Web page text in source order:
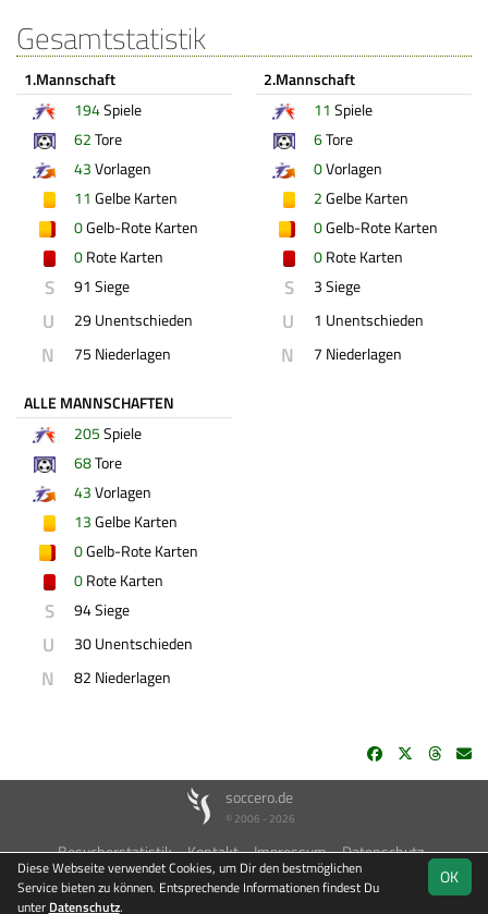
Gesamtstatistik
1.Mannschaft
194Spiele
62Tore
43Vorlagen
11 Gelbe Karten
0Gelb-Rote Karten
0Rote Karten
S 91 Siege
U 29 Unentschieden
N 75 Niederlagen
2.Mannschaft
11 Spiele
6Tore
0Vorlagen
2Gelbe Karten
0Gelb-Rote Karten
0Rote Karten
S 3 Siege
U 1 Unentschieden
N 7 Niederlagen
ALLE MANNSCHAFTEN
205Spiele
68Tore
43Vorlagen
13Gelbe Karten
0Gelb-Rote Karten
0Rote Karten
S 94 Siege
U 30 Unentschieden
N 82 Niederlagen
soccero.de
© 2006 - 2026
Besucherstatistik Kontakt Impressum
Datenschutz
OK
Diese Webseite verwendet Cookies, um Dir den bestmöglichen
Service bieten zu können. Entsprechende Informationen findest Du
unter Datenschutz.